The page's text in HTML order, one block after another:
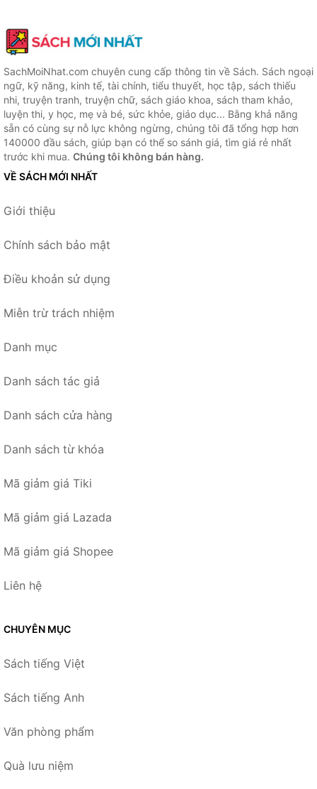
SachMoiNhat.com chuyên cung cấp thông tin về Sách. Sách ngoại
ngữ, kỹ năng, kinh tế, tài chính, tiểu thuyết, học tập, sách thiếu
nhi, truyện tranh, truyện chữ, sách giáo khoa, sách tham khảo,
luyện thi, y học, mẹ và bé, sức khỏe, giáo dục... Bằng khả năng
sẵn có cùng sự nỗ lực không ngừng, chúng tôi đã tổng hợp hơn
140000 đầu sách, giúp bạn có thể so sánh giá, tìm giá rẻ nhất
trước khi mua. Chúng tôi không bán hàng.
VỀ SÁCH MỚI NHẤT
Giới thiệu
Chính sách bảo mật
Điều khoản sử dụng
Miễn trừ trách nhiệm
Danh mục
Danh sách tác giả
Danh sách cửa hàng
Danh sách từ khóa
Mã giảm giá Tiki
Mã giảm giá Lazada
Mã giảm giá Shopee
Liên hệ
CHUYÊN MỤC
Sách tiếng Việt
Sách tiếng Anh
Văn phòng phẩm
Quà lưu niệm